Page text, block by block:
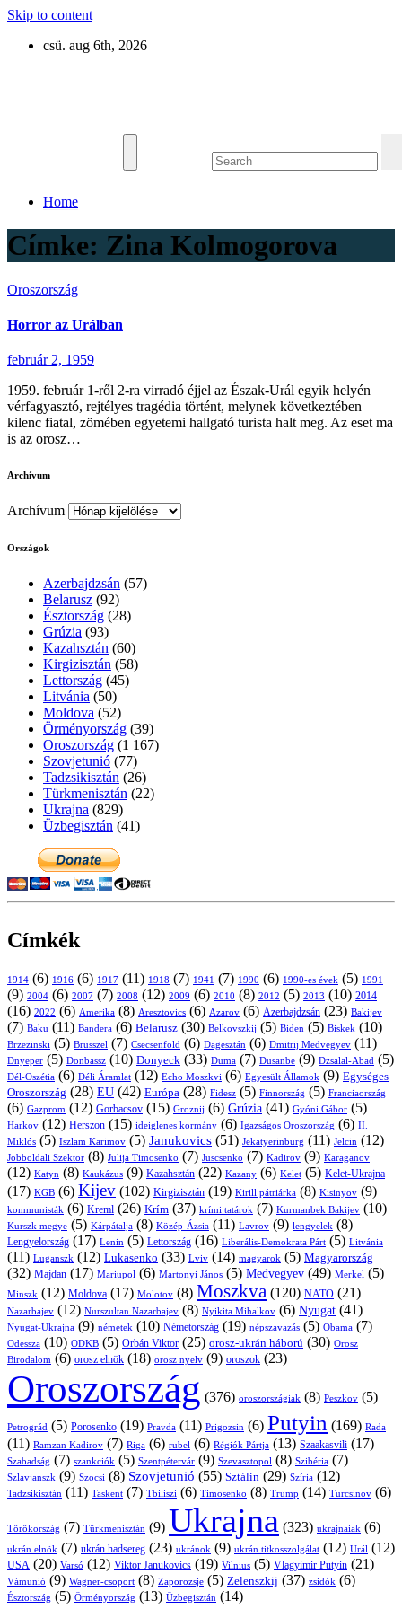
Skip to content
csü. aug 6th, 2026
Home
Címke: Zina Kolmogorova
Oroszország
Horror az Urálban
február 2, 1959
1959. február 1-ről 2-ra virradó éjjel az Észak-Urál egyik helyén
vérfagyasztó, rejtélyes tragédia történt, melynek következtében
kilenc fiatal, zömében egyetemi hallgató turista halt meg. Az eset ma
is az orosz…
Archívum
Archívum
Országok
Azerbajdzsán (57)
Belarusz (92)
Észtország (28)
Grúzia (93)
Kazahsztán (60)
Kirgizisztán (58)
Lettország (45)
Litvánia (50)
Moldova (52)
Örményország (39)
Oroszország (1 167)
Szovjetunió (77)
Tadzsikisztán (26)
Türkmenisztán (22)
Ukrajna (829)
Üzbegisztán (41)
Címkék
1914 (6) 1916 (6) 1917 (11) 1918 (7) 1941 (7) 1990 (6) 1990-es évek (5) 1991
(9) 2004 (6) 2007 (7) 2008 (12) 2009 (6) 2010 (8) 2012 (5) 2013 (10) 2014
(16) 2022 (6) Amerika (8) Aresztovics (6) Azarov (6) Azerbajdzsán (23) Bakijev
(7) Baku (11) Bandera (6) Belarusz (30) Belkovszkij (5) Biden (5) Biskek (10)
Brzezinski (5) Brüsszel (7) Csecsenföld (6) Dagesztán (6) Dmitrij Medvegyev (11)
Dnyeper (5) Donbassz (10) Donyeck (33) Duma (7) Dusanbe (9) Dzsalal-Abad (5)
Dél-Oszétia (6) Déli Áramlat (12) Echo Moszkvi (6) Egyesült Államok (9) Egységes
Oroszország (28) EU (42) Európa (28) Fidesz (5) Finnország (5) Franciaország
(6) Gazprom (12) Gorbacsov (15) Groznij (6) Grúzia (41) Gyóni Gábor (5)
Harkov (12) Herszon (15) ideiglenes kormány (6) Igazságos Oroszország (6) II.
Miklós (5) Iszlam Karimov (5) Janukovics (51) Jekatyerinburg (11) Jelcin (12)
Jobboldali Szektor (8) Julija Timosenko (7) Juscsenko (7) Kadirov (9) Karaganov
(12) Katyn (8) Kaukázus (9) Kazahsztán (22) Kazany (6) Kelet (5) Kelet-Ukrajna
(17) KGB (6) Kijev (102) Kirgizisztán (19) Kirill pátriárka (8) Kisinyov (9)
kommunisták (6) Kreml (26) Krím (37) krími tatárok (7) Kurmanbek Bakijev (10)
Kurszk megye (5) Kárpátalja (8) Közép-Ázsia (11) Lavrov (9) lengyelek (8)
Lengyelország (17) Lenin (5) Lettország (16) Liberális-Demokrata Párt (5) Litvánia
(11) Luganszk (12) Lukasenko (33) Lviv (14) magyarok (5) Magyarország
(32) Majdan (17) Mariupol (6) Martonyi János (5) Medvegyev (49) Merkel (5)
Minszk (12) Moldova (17) Molotov (8) Moszkva (120) NATO (21)
Nazarbajev (12) Nurszultan Nazarbajev (8) Nyikita Mihalkov (6) Nyugat (41)
Nyugat-Ukrajna (9) németek (10) Németország (19) népszavazás (5) Obama (7)
Odessza (10) ODKB (5) Orbán Viktor (25) orosz-ukrán háború (30) Orosz
Birodalom (6) orosz elnök (18) orosz nyelv (9) oroszok (23)
Oroszország (376) oroszországiak (8) Peszkov (5)
Petrográd (5) Porosenko (19) Pravda (11) Prigozsin (6) Putyin (169) Rada
(11) Ramzan Kadirov (7) Riga (6) rubel (6) Régiók Pártja (13) Szaakasvili (17)
Szabadság (7) szankciók (5) Szentpétervár (9) Szevasztopol (8) Szibéria (7)
Szlavjanszk (9) Szocsi (8) Szovjetunió (55) Sztálin (29) Szíria (12)
Tadzsikisztán (11) Taskent (7) Tbiliszi (6) Timosenko (8) Trump (14) Turcsinov (6)
Törökország (7) Türkmenisztán (9) Ukrajna (323) ukrajnaiak (6)
ukrán elnök (7) ukrán hadsereg (23) ukránok (9) ukrán titkosszolgálat (12) Urál (12)
USA (20) Varsó (12) Viktor Janukovics (19) Vilnius (5) Vlagyimir Putyin (21)
Vámunió (9) Wagner-csoport (8) Zaporozsje (5) Zelenszkij (37) zsidók (6)
Észtország (5) Örményország (13) Üzbegisztán (14)